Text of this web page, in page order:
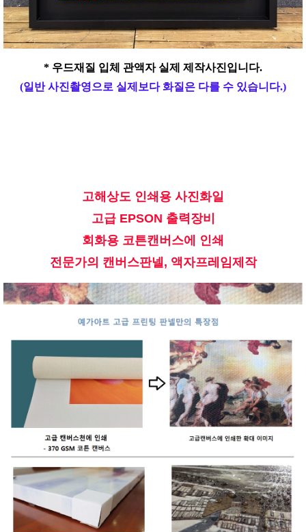
* 우드재질 입체 관액자 실제 제작사진입니다.
(일반 사진촬영으로 실제보다 화질은 다를 수 있습니다.)
고해상도 인쇄용 사진화일
고급 EPSON 출력장비
회화용 코튼캔버스에 인쇄
전문가의 캔버스판넬, 액자프레임제작